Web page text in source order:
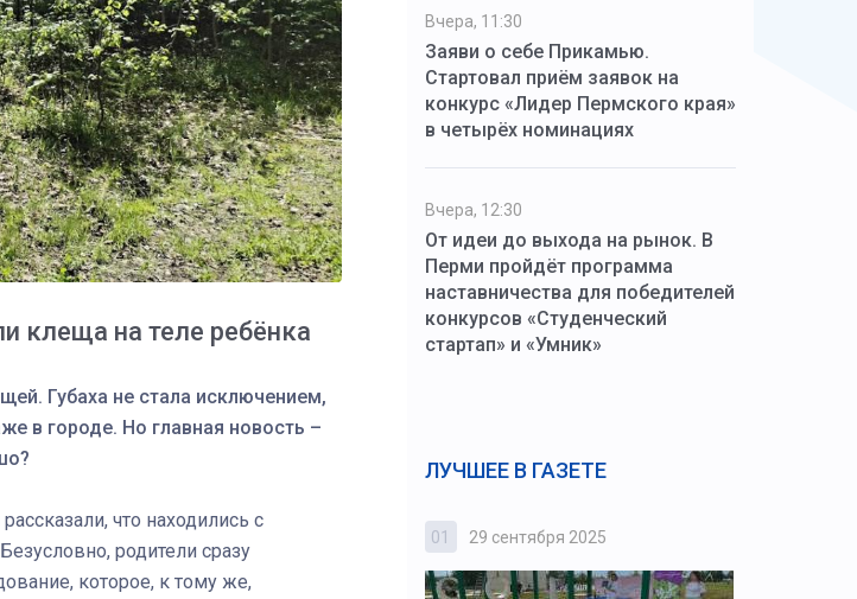
клеща на теле ребёнка
Губаха не стала исключением,
в городе. Но главная новость –
что находились с
родители сразу
которое, к тому же,
Вчера, 11:30
Заяви о себе Прикамью.
Стартовал приём заявок на
конкурс «Лидер Пермского края»
в четырёх номинациях
Вчера, 12:30
От идеи до выхода на рынок. В
Перми пройдёт программа
наставничества для победителей
конкурсов «Студенческий
стартап» и «Умник»
ЛУЧШЕЕ В ГАЗЕТЕ
4 октября 2025 01 29 сентября 2025